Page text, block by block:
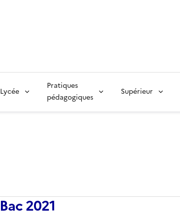
Lycée
Pratiques
pédagogiques
Supérieur
Bac 2021